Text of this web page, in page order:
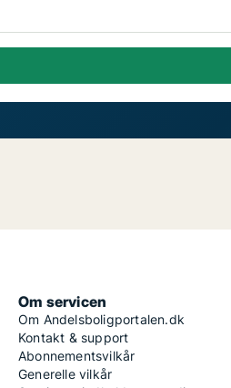
Om servicen
Om Andelsboligportalen.dk
Kontakt & support
Abonnementsvilkår
Generelle vilkår